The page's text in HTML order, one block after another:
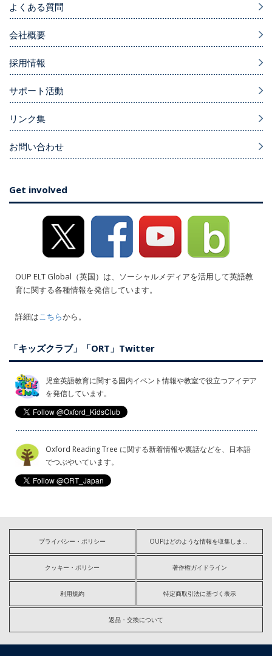
よくある質問
会社概要
採用情報
サポート活動
リンク集
お問い合わせ
Get involved
OUP ELT Global（英国）は、ソーシャルメディアを活用して英語教
育に関する各種情報を発信しています。
詳細はこちらから。
「キッズクラブ」「ORT」Twitter
児童英語教育に関する国内イベント情報や教室で役立つアイデア
を発信しています。
Oxford Reading Tree に関する新着情報や裏話などを、日本語
でつぶやいています。
プライバシー・ポリシー OUPはどのような情報を収集しますか?
クッキー・ポリシー 著作権ガイドライン
利用規約 特定商取引法に基づく表示
返品・交換について